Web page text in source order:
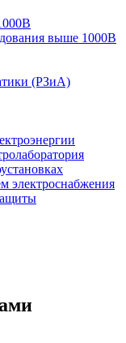
выше 1000В
(РЗиА)
электроснабжения